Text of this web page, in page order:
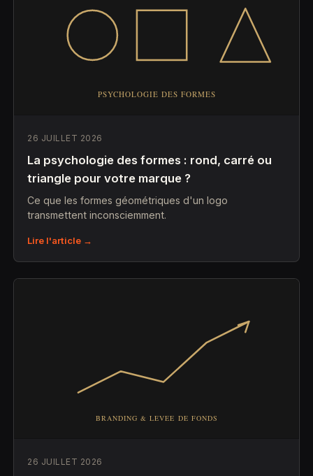
26 JUILLET 2026
La psychologie des formes : rond, carré ou
triangle pour votre marque ?
Ce que les formes géométriques d'un logo
transmettent inconsciemment.
Lire l'article →
26 JUILLET 2026